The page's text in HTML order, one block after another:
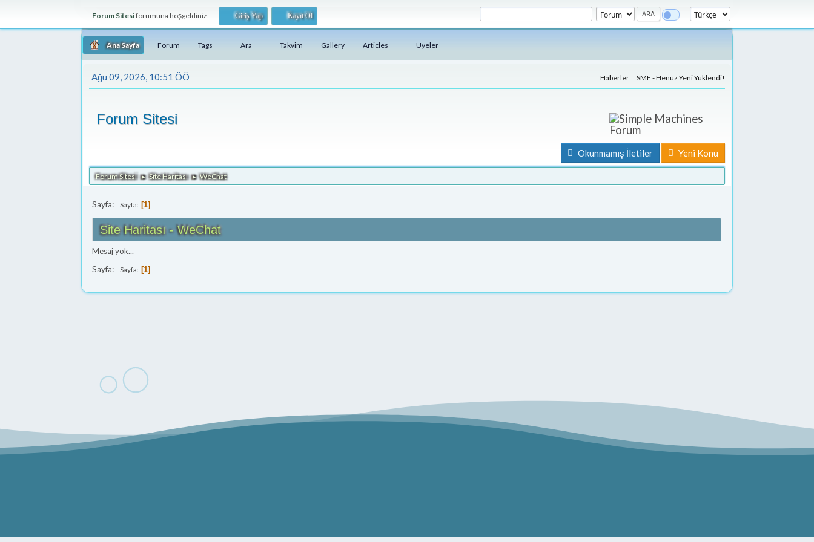
Forum Sitesiforumuna hoşgeldiniz. Giriş Yap Kayıt Ol
Ana Sayfa Forum Tags Ara Takvim Gallery Articles Üyeler
Ağu 09, 2026, 10:51 ÖÖ Haberler: SMF - Henüz Yeni Yüklendi!
Forum Sitesi
Okunmamış İletiler Yeni Konu
Forum Sitesi ► Site Haritası ► WeChat
Sayfa: Sayfa 1
Site Haritası - WeChat
Mesaj yok...
Sayfa:
Sayfa 1